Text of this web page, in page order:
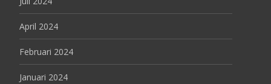
April 2024
Februari 2024
Januari 2024